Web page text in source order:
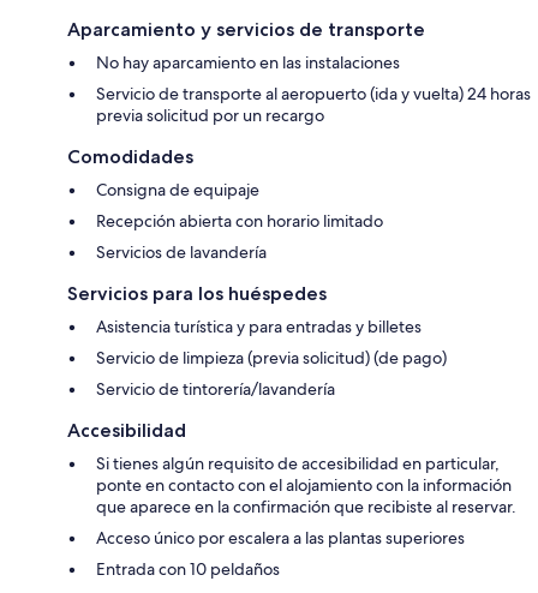
Aparcamiento y servicios de transporte
No hay aparcamiento en las instalaciones
Servicio de transporte al aeropuerto (ida y vuelta) 24 horas
previa solicitud por un recargo
Comodidades
Consigna de equipaje
Recepción abierta con horario limitado
Servicios de lavandería
Servicios para los huéspedes
Asistencia turística y para entradas y billetes
Servicio de limpieza (previa solicitud) (de pago)
Servicio de tintorería/lavandería
Accesibilidad
Si tienes algún requisito de accesibilidad en particular,
ponte en contacto con el alojamiento con la información
que aparece en la confirmación que recibiste al reservar.
Acceso único por escalera a las plantas superiores
Entrada con 10 peldaños